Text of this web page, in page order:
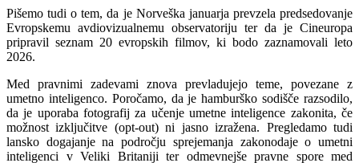
Pišemo tudi o tem, da je Norveška januarja prevzela predsedovanje
Evropskemu avdiovizualnemu observatoriju ter da je Cineuropa
pripravil seznam 20 evropskih filmov, ki bodo zaznamovali leto
2026.
Med pravnimi zadevami znova prevladujejo teme, povezane z
umetno inteligenco. Poročamo, da je hamburško sodišče razsodilo,
da je uporaba fotografij za učenje umetne inteligence zakonita, če
možnost izključitve (opt-out) ni jasno izražena. Pregledamo tudi
lansko dogajanje na področju sprejemanja zakonodaje o umetni
inteligenci v Veliki Britaniji ter odmevnejše pravne spore med